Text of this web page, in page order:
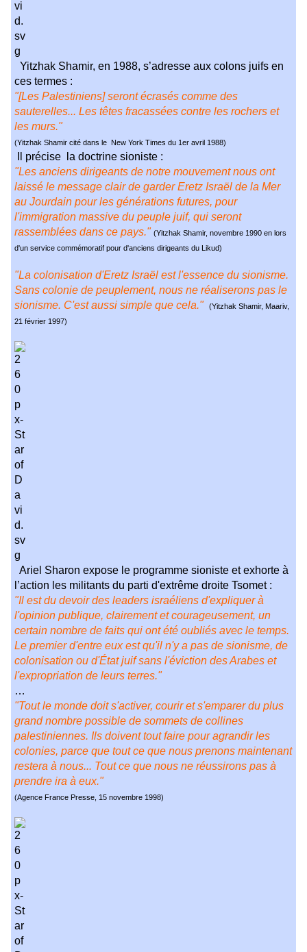
Yitzhak Shamir, en 1988, s’adresse aux colons juifs en
ces termes :
"[Les Palestiniens] seront écrasés comme des
sauterelles... Les têtes fracassées contre les rochers et
les murs."
(Yitzhak Shamir cité dans le New York Times du 1er avril 1988)
Il précise la doctrine sioniste :
"Les anciens dirigeants de notre mouvement nous ont
laissé le message clair de garder Eretz Israël de la Mer
au Jourdain pour les générations futures, pour
l'immigration massive du peuple juif, qui seront
rassemblées dans ce pays." (Yitzhak Shamir, novembre 1990 en lors
d'un service commémoratif pour d'anciens dirigeants du Likud)
"La colonisation d'Eretz Israël est l'essence du sionisme.
Sans colonie de peuplement, nous ne réaliserons pas le
sionisme. C'est aussi simple que cela."
(Yitzhak Shamir, Maariv,
21 février 1997)
Ariel Sharon expose le programme sioniste et exhorte à
l’action les militants du parti d'extrême droite Tsomet :
"Il est du devoir des leaders israéliens d'expliquer à
l'opinion publique, clairement et courageusement, un
certain nombre de faits qui ont été oubliés avec le temps.
Le premier d'entre eux est qu'il n'y a pas de sionisme, de
colonisation ou d'État juif sans l'éviction des Arabes et
l'expropriation de leurs terres."
…
"Tout le monde doit s'activer, courir et s'emparer du plus
grand nombre possible de sommets de collines
palestiniennes. Ils doivent tout faire pour agrandir les
colonies, parce que tout ce que nous prenons maintenant
restera à nous... Tout ce que nous ne réussirons pas à
prendre ira à eux."
(Agence France Presse, 15 novembre 1998)